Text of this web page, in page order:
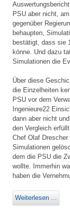
PSU aber nicht,
gegenüber
behaupten,
bestätigt, dass sie
könne. Und dazu
Simulationen die
Über diese
die Einzelheiten
PSU vor dem
Ingenieure22
dann aber nicht
den Vergleich
Chef Olaf
Simulationen
dem die PSU die
wollte. Immerhin
haben die
Weiterlesen ...